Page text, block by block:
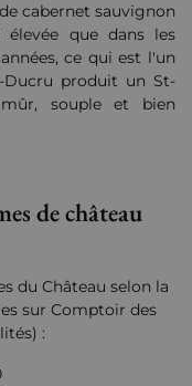
cabernet sauvignon
élevée que dans les
ce qui est l'un
Ducru produit un St-
souple et bien
de château
du Château selon la
sur Comptoir des
: